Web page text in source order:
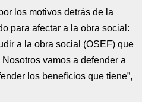
los motivos detrás de la
para afectar a la obra social:
a la obra social (OSEF) que
vamos a defender a
los beneficios que tiene”,